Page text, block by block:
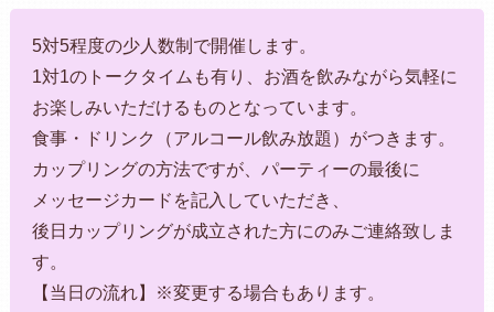
5対5程度の少人数制で開催します。
1対1のトークタイムも有り、お酒を飲みながら気軽に
お楽しみいただけるものとなっています。
食事・ドリンク（アルコール飲み放題）がつきます。
カップリングの方法ですが、パーティーの最後に
メッセージカードを記入していただき、
後日カップリングが成立された方にのみご連絡致しま
す。
【当日の流れ】※変更する場合もあります。